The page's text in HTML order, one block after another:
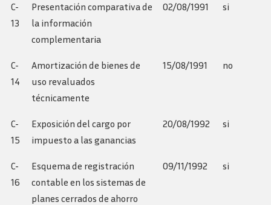
C-
13
Presentación comparativa de
la información
complementaria
02/08/1991 si
C-
14
Amortización de bienes de
uso revaluados
técnicamente
15/08/1991 no
C-
15
Exposición del cargo por
impuesto a las ganancias
20/08/1992 si
C-
16
Esquema de registración
contable en los sistemas de
planes cerrados de ahorro
09/11/1992 si